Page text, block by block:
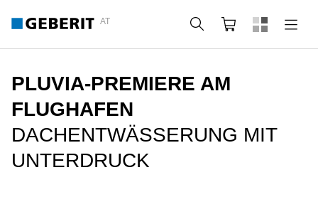
AT Suche Warenkorb
PLUVIA-PREMIERE AM
FLUGHAFEN
DACHENTWÄSSERUNG MIT
UNTERDRUCK